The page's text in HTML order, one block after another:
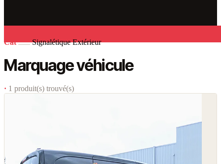
Cat Signalétique Extérieur
Marquage véhicule
· 1 produit(s) trouvé(s)